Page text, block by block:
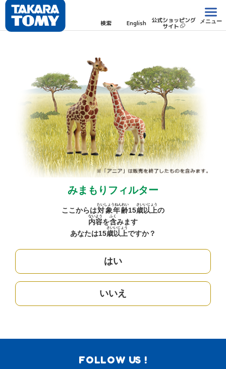
検索 English 公式ショッピング
サイト
メニュー
みまもりフィルター
ここからは対象年齢
たいしょうねんれい
15歳
さい
以上
いじょう
の
内容
ないよう
を含
ふく
みます
あなたは15歳
さい
以上
いじょう
ですか？
はい
いいえ
FOLLOW US !